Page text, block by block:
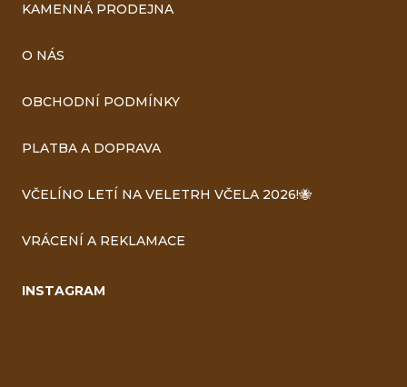
KAMENNÁ PRODEJNA
O NÁS
OBCHODNÍ PODMÍNKY
PLATBA A DOPRAVA
VČELÍNO LETÍ NA VELETRH VČELA 2026!🐝
VRÁCENÍ A REKLAMACE
INSTAGRAM